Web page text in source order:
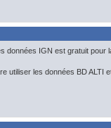
données IGN est gratuit
utiliser les données BD ALTI